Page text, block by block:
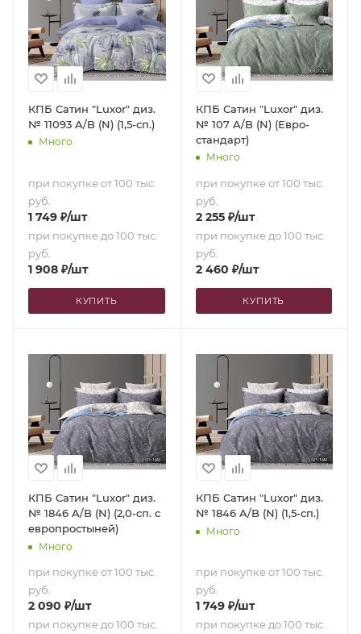
КПБ Сатин "Luxor" диз.
№ 11093 A/B (N) (1,5-сп.)
Много
при покупке от 100 тыс.
руб.
1 749 ₽/шт
при покупке до 100 тыс.
руб.
1 908 ₽/шт
КУПИТЬ
КПБ Сатин "Luxor" диз.
№ 107 A/B (N) (Евро-
стандарт)
Много
при покупке от 100 тыс.
руб.
2 255₽/шт
при покупке до 100 тыс.
руб.
2 460 ₽/шт
КУПИТЬ
КПБ Сатин "Luxor" диз.
№ 1846 A/B (N) (2,0-сп. с
европростыней)
Много
при покупке от 100 тыс.
руб.
2 090 ₽/шт
при покупке до 100 тыс.
КПБ Сатин "Luxor" диз.
№ 1846 A/B (N) (1,5-сп.)
Много
при покупке от 100 тыс.
руб.
1 749₽/шт
при покупке до 100 тыс.